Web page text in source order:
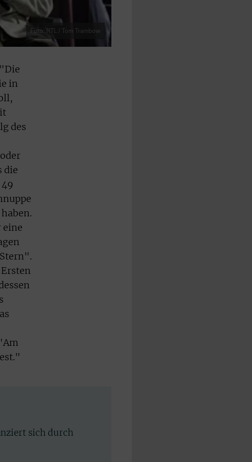
Foto: RTL / Tom Trambow
in
des
die
eine
sich durch